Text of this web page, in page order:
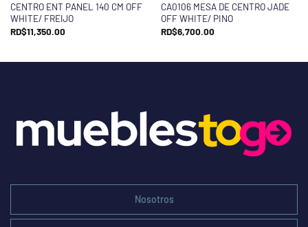
CENTRO ENT PANEL 140 CM OFF
WHITE/ FREIJO
RD$11,350.00
CA0106 MESA DE CENTRO JADE
OFF WHITE/ PINO
RD$6,700.00
Nosotros